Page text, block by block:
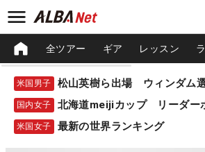
全ツアー ギア レッスン
米国男子
国内女子 北海道meijiカップ リーダー
米国女子 最新の世界ランキング